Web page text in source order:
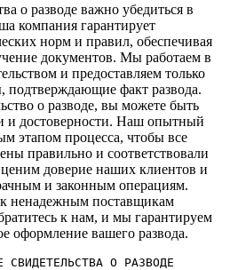
о разводе важно убедиться в
компания гарантирует
норм и правил, обеспечивая
документов.​ Мы работаем в
и предоставляем только
факт развода.​
о разводе, вы можете быть
и достоверности.​ Наш опытный
этапом процесса, чтобы все
правильно и соответствовали
доверие наших клиентов и
и законным операциям.​
ненадежным поставщикам
к нам, и мы гарантируем
оформление вашего развода.​
СВИДЕТЕЛЬСТВА О РАЗВОДЕ